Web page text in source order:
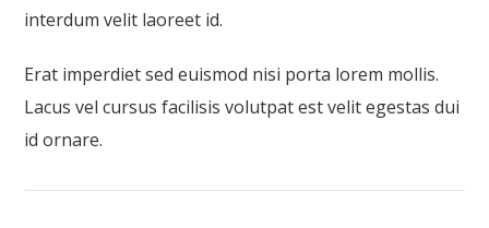
interdum velit laoreet id.
Erat imperdiet sed euismod nisi porta lorem mollis.
Lacus vel cursus facilisis volutpat est velit egestas dui
id ornare.